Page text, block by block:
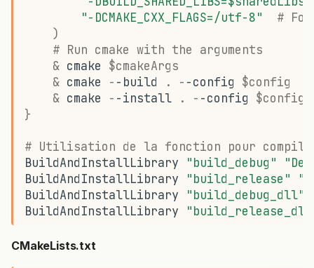
"-DCMAKE_CXX_FLAGS=/utf-8"
#
)
# Run cmake with the arguments
& cmake $cmakeArgs
& cmake - -build . - -config $config
& cmake - -install . - -config $config
}
# Utilisation de la fonction pour
BuildAndInstallLibrary
"build_debug"
BuildAndInstallLibrary
"build_release"
BuildAndInstallLibrary
"build_debug_dll"
BuildAndInstallLibrary
CMakeLists.txt